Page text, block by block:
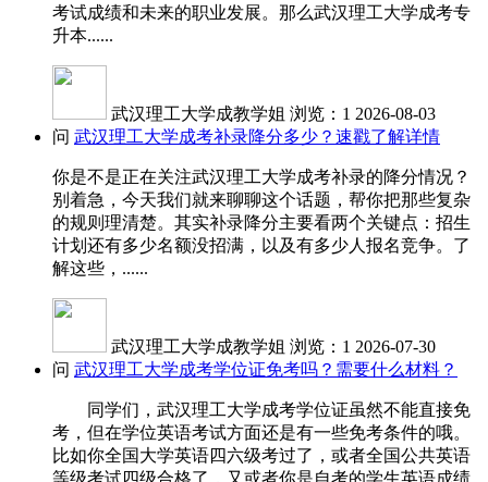
考试成绩和未来的职业发展。那么武汉理工大学成考专
升本......
武汉理工大学成教学姐 浏览：1 2026-08-03
问 武汉理工大学成考补录降分多少？速戳了解详情
你是不是正在关注武汉理工大学成考补录的降分情况？
别着急，今天我们就来聊聊这个话题，帮你把那些复杂
的规则理清楚。其实补录降分主要看两个关键点：招生
计划还有多少名额没招满，以及有多少人报名竞争。了
解这些，......
武汉理工大学成教学姐 浏览：1 2026-07-30
问 武汉理工大学成考学位证免考吗？需要什么材料？
同学们，武汉理工大学成考学位证虽然不能直接免
考，但在学位英语考试方面还是有一些免考条件的哦。
比如你全国大学英语四六级考过了，或者全国公共英语
等级考试四级合格了，又或者你是自考的学生英语成绩